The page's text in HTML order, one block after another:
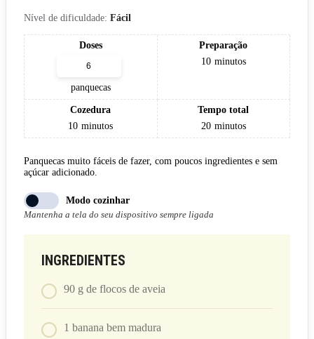
Nível de dificuldade: Fácil
Doses
panquecas
Preparação
10 minutos
Cozedura
10 minutos
Tempo total
20 minutos
Panquecas muito fáceis de fazer, com poucos ingredientes e sem
açúcar adicionado.
Modo cozinhar
Mantenha a tela do seu dispositivo sempre ligada
INGREDIENTES
90 g de flocos de aveia
1 banana bem madura